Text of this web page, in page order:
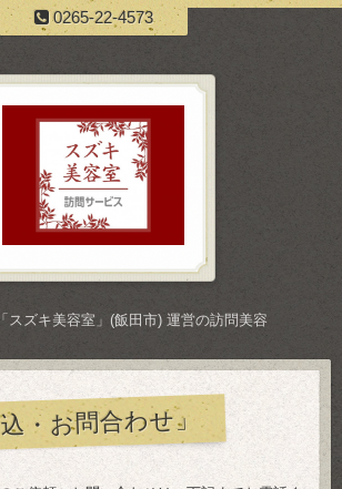
0265-22-4573
スズキ美容室」(飯田市) 運営の訪問美容
・お問合わせ」